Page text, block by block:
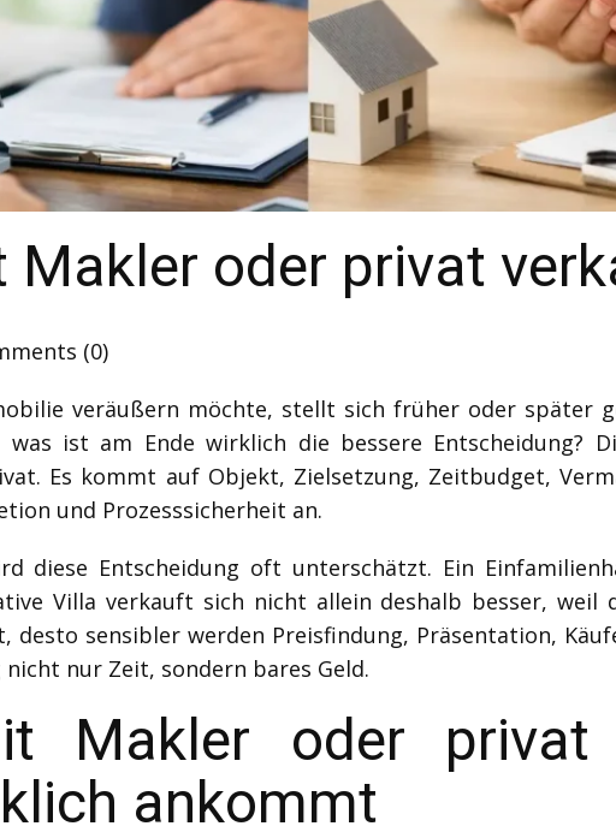
oder privat
(0)
veräußern möchte, stellt sich früher oder später
ist am Ende wirklich die bessere Entscheidung?
Es kommt auf Objekt, Zielsetzung, Zeitbudget,
und Prozesssicherheit an.
diese Entscheidung oft unterschätzt. Ein
Villa verkauft sich nicht allein deshalb besser,
desto sensibler werden Preisfindung, Präsentation,
nur Zeit, sondern bares Geld.
Makler oder privat
ankommt